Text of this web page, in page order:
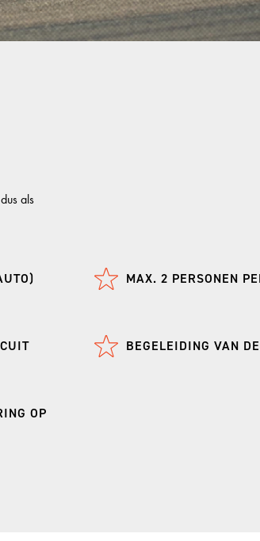
KNAF
AVOND
HELE DAG
TRACKDAY
EXCLUSIVE TRACKDAY
als
MAX. 2 PERSONEN
BEGELEIDING VAN
OP